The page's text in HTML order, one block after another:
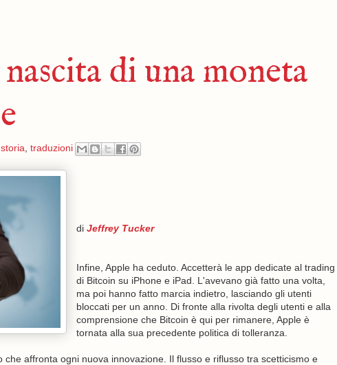
di una moneta
storia, traduzioni
di Jeffrey Tucker
Infine, Apple ha ceduto. Accetterà le app dedicate al trading
di Bitcoin su iPhone e iPad. L'avevano già fatto una volta,
ma poi hanno fatto marcia indietro, lasciando gli utenti
bloccati per un anno. Di fronte alla rivolta degli utenti e alla
comprensione che Bitcoin è qui per rimanere, Apple è
tornata alla sua precedente politica di tolleranza.
affronta ogni nuova innovazione. Il flusso e riflusso tra scetticismo e